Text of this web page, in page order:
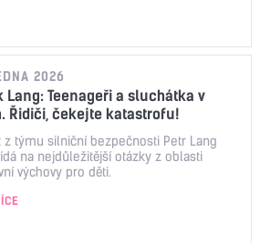
2026
Lang: Teenageři a sluchátka v
Řidiči, čekejte katastrofu!
z týmu silniční bezpečnosti Petr Lang
na nejdůležitější otázky z oblasti
výchovy pro děti.